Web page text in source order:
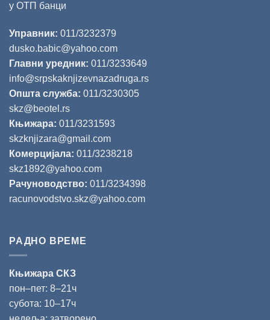
у ОТП банци
Управник: 011/3232379
dusko.babic@yahoo.com
Главни уредник: 011/3233649
info@srpskaknjizevnazadruga.rs
Општа служба: 011/3230305
skz@beotel.rs
Књижара: 011/3231593
skzknjizara@gmail.com
Комерцијала: 011/3238218
skz1892@yahoo.com
Рачуноводство: 011/3234398
racunovodstvo.skz@yahoo.com
РАДНО ВРЕМЕ
Књижара СКЗ
пон‒пет: 8‒21ч
субота: 10‒17ч